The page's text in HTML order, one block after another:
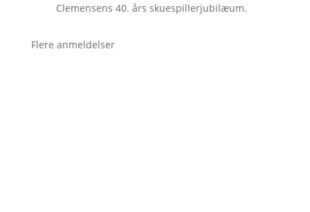
Clemensens 40. års skuespillerjubilæum.
Flere anmeldelser